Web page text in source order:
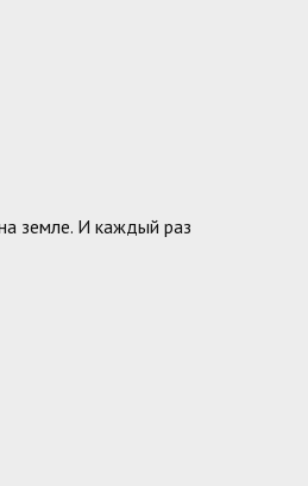
земле. И каждый раз